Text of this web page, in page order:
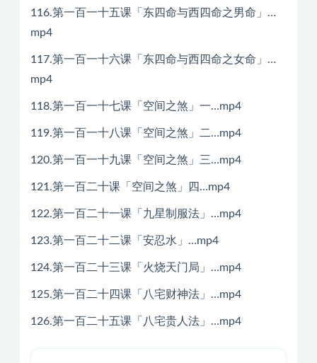
116.第一百一十五课「东四命与西四命之男命」…
mp4
117.第一百一十六课「东四命与西四命之女命」…
mp4
118.第一百一十七课「空间之煞」一…mp4
119.第一百一十八课「空间之煞」二…mp4
120.第一百一十九课「空间之煞」三…mp4
121.第一百二十课「空间之煞」四…mp4
122.第一百二十一课「九星制服法」…mp4
123.第一百二十二课「安忍水」…mp4
124.第一百二十三课「火烧天门局」…mp4
125.第一百二十四课「八宅财神法」…mp4
126.第一百二十五课「八宅贵人法」…mp4